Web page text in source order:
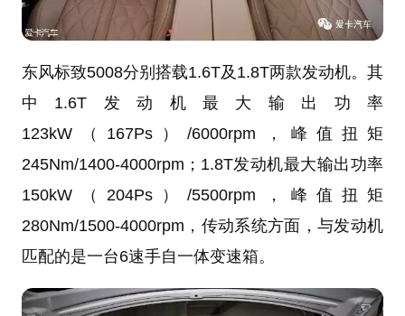
东风标致5008分别搭载1.6T及1.8T两款发动机。其
中1.6T发动机最大输出功率
123kW（167Ps）/6000rpm，峰值扭矩
245Nm/1400-4000rpm；1.8T发动机最大输出功率
150kW（204Ps）/5500rpm，峰值扭矩
280Nm/1500-4000rpm，传动系统方面，与发动机
匹配的是一台6速手自一体变速箱。